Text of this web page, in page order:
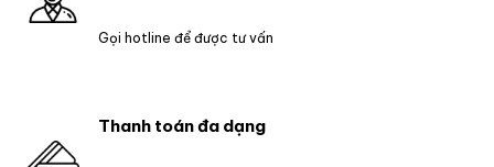
Gọi hotline để được tư vấn
Thanh toán đa dạng